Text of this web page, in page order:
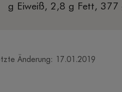
g Eiweiß, 2,8 g Fett, 377
Änderung: 17.01.2019